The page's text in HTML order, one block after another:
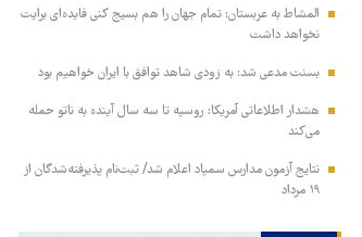
المشاط به عربستان: تمام جهان را هم بسیج کنی فایده‌ای برایت
نخواهد داشت
بسنت مدعی شد: به زودی شاهد توافق با ایران خواهیم بود
هشدار اطلاعاتی آمریکا: روسیه تا سه سال آینده به ناتو حمله
می‌کند
نتایج آزمون مدارس سمپاد اعلام شد/ ثبت‌نام پذیرفته‌شدگان از
۱۹ مرداد